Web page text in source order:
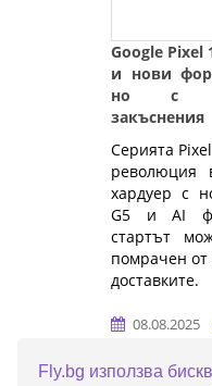
Fly.bg използва
Google
и нови
но с
закъснения
Серията
революция
хардуер с
G5 и AI
стартът
помрачен от
доставките.
…
08.08.2025
Прочети